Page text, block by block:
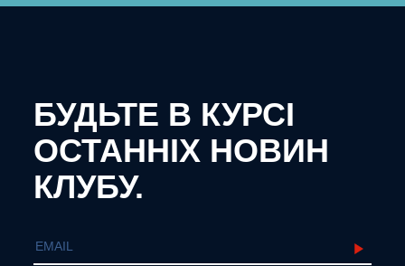
БУДЬТЕ В КУРСІ
ОСТАННІХ НОВИН
КЛУБУ.